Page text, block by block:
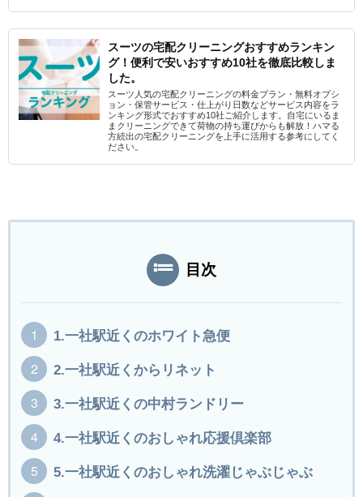
スーツの宅配クリーニングおすすめランキン
グ！便利で安いおすすめ10社を徹底比較しま
した。
スーツ人気の宅配クリーニングの料金プラン・無料オプシ
ョン・保管サービス・仕上がり日数などサービス内容をラ
ンキング形式でおすすめ10社ご紹介します。自宅にいるま
まクリーニングできて荷物の持ち運びからも解放！ハマる
方続出の宅配クリーニングを上手に活用する参考にしてく
ださい。
目次
1.一社駅近くのホワイト急便
2.一社駅近くからリネット
3.一社駅近くの中村ランドリー
4.一社駅近くのおしゃれ応援倶楽部
5.一社駅近くのおしゃれ洗濯じゃぶじゃぶ